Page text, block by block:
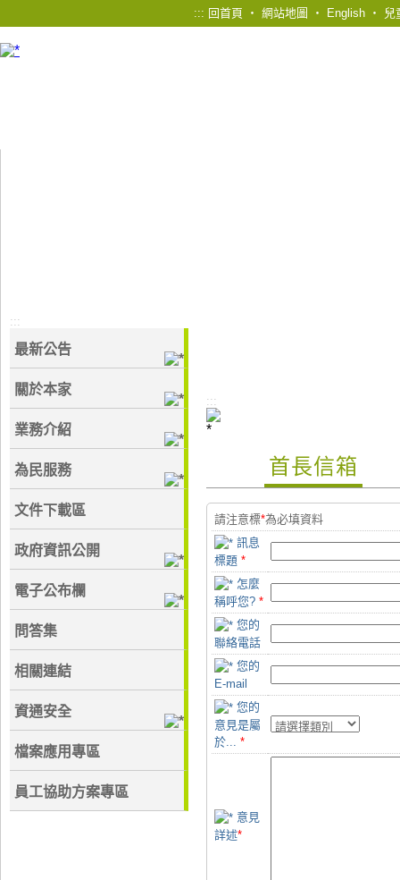
::: 回首頁 ‧ 網站地圖 ‧ English ‧ 兒
:::
最新公告
關於本家
業務介紹
為民服務
文件下載區
政府資訊公開
電子公布欄
問答集
相關連結
資通安全
檔案應用專區
員工協助方案專區
:::
首長信箱
請注意標*為必填資料
訊息
標題 *
怎麼
稱呼您? *
您的
聯絡電話
您的
E-mail
您的
意見是屬
於... *
意見
詳述*